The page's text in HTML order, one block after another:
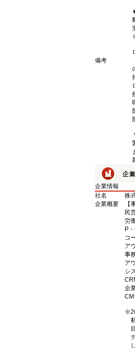
備考
企業情報
社名
株
企業概要
【
民
労
P
コ
ア
事
ア
シ
企
CM
目
し